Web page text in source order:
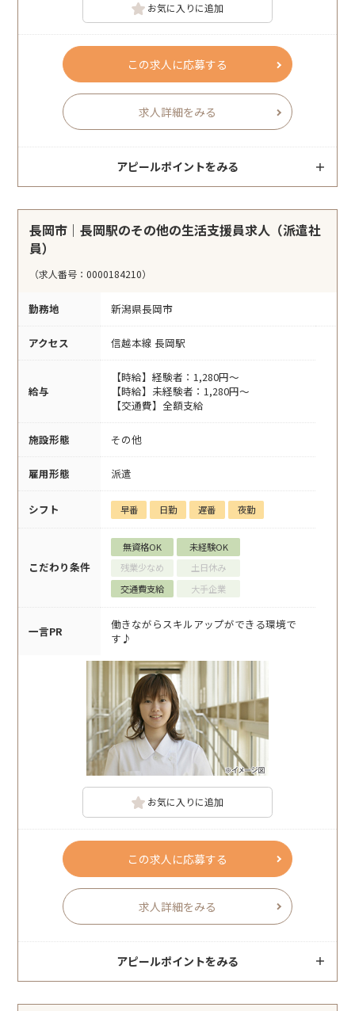
お気に入りに追加
この求人に応募する
求人詳細をみる
アピールポイントをみる
長岡市｜長岡駅のその他の生活支援員求人（派遣社
員）
（求人番号：0000184210）
勤務地 新潟県長岡市
アクセス 信越本線 長岡駅
給与
【時給】経験者：1,280円～
【時給】未経験者：1,280円～
【交通費】全額支給
施設形態 その他
雇用形態 派遣
シフト 早番 日勤 遅番 夜勤
こだわり条件
無資格OK
未経験OK
残業少なめ
土日休み
交通費支給
大手企業
一言PR
働きながらスキルアップができる環境で
す♪
お気に入りに追加
この求人に応募する
求人詳細をみる
アピールポイントをみる